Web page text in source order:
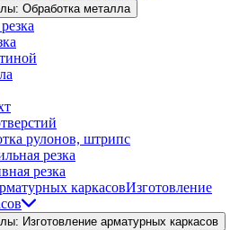
Обработка металла
рулонов, штрипс
резка
резка
Изготовление
Изготовление арматурных каркасов